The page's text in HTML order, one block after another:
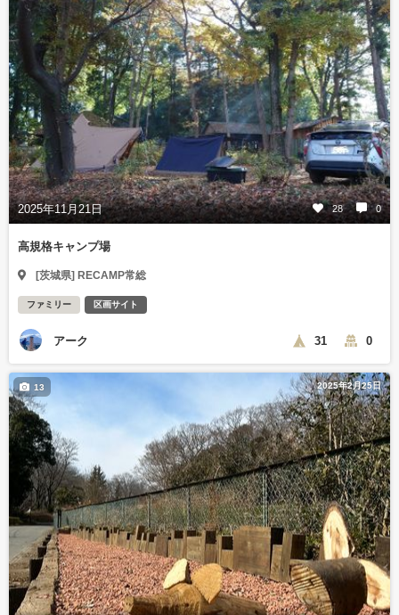
2025年11月21日 28 0
高規格キャンプ場
[茨城県] RECAMP常総
ファミリー 区画サイト
アーク 31 0
2025年2月25日
13